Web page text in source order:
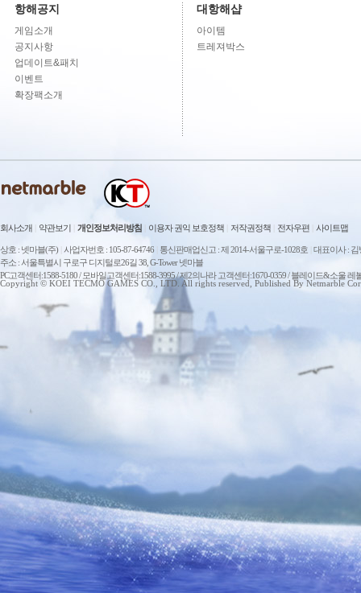
항해공지
게임소개
공지사항
업데이트&패치
이벤트
확장팩소개
대항해샵
아이템
트레져박스
회사소개 약관보기 개인정보처리방침 이용자 권익 보호정책 저작권정책 전자우편 사이트맵
상호 : 넷마블(주) 사업자번호 : 105-87-64746 통신판매업신고 : 제 2014-서울구로-1028호 대표이사 : 김
주소 : 서울특별시 구로구 디지털로26길 38, G-Tower 넷마블
PC고객센터:1588-5180 / 모바일고객센터:1588-3995 / 제2의나라 고객센터:1670-0359 / 블레이드&소울
Copyright © KOEI TECMO GAMES CO., LTD. All rights reserved, Published By Netmarble